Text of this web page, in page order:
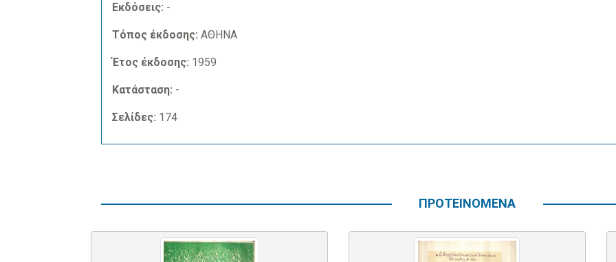
Εκδόσεις: -
Τόπος έκδοσης: ΑΘΗΝΑ
Έτος έκδοσης: 1959
Κατάσταση: -
Σελίδες: 174
ΠΡΟΤΕΙΝΟΜΕΝΑ